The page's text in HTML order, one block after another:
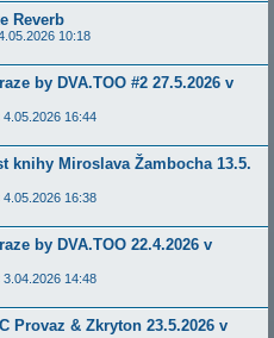
Reverb
10:18
by DVA.TOO #2 27.5.2026 v
4.05.2026 16:44
knihy Miroslava Žambocha 13.5.
4.05.2026 16:38
by DVA.TOO 22.4.2026 v
3.04.2026 14:48
Provaz & Zkryton 23.5.2026 v